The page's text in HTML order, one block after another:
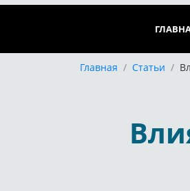
Главная / Статьи /